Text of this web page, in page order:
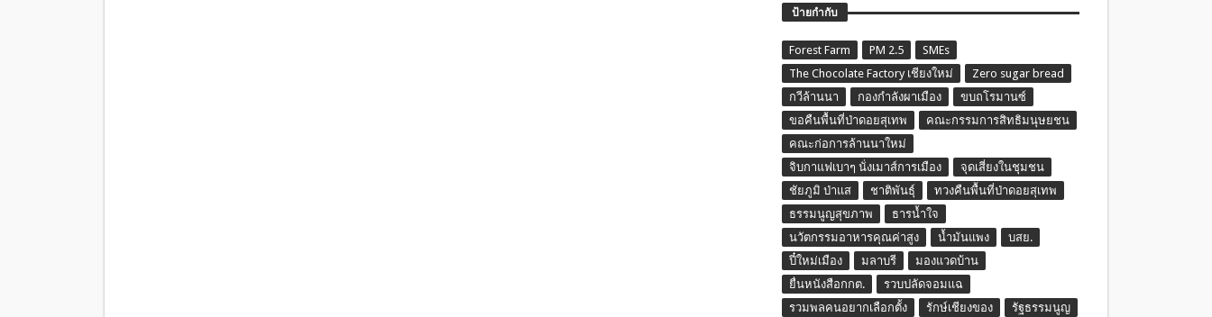
ป้ายกำกับ
Forest Farm PM 2.5
SMEs
The Chocolate Factory เชียงใหม่
Zero sugar bread
กวีล้านนา
กองกำลังผาเมือง
ขบถโรมานซ์
ขอคืนพื้นที่ป่าดอยสุเทพ
คณะกรรมการสิทธิมนุษยชน
คณะก่อการล้านนาใหม่
จิบกาแฟเบาๆ นั่งเมาส์การเมือง
จุดเสี่ยงในชุมชน
ชัยภูมิ ป่าแส
ชาติพันธุ์
ทวงคืนพื้นที่ป่าดอยสุเทพ
ธรรมนูญสุขภาพ
ธารน้ำใจ
นวัตกรรมอาหารคุณค่าสูง
น้ำมันแพง
บสย.
ปี๋ใหม่เมือง
มลาบรี
มองแวดบ้าน
ยื่นหนังสือกกต.
รวบปลัดจอมแฉ
รวมพลคนอยากเลือกตั้ง
รักษ์เชียงของ รัฐธรรมนูญ